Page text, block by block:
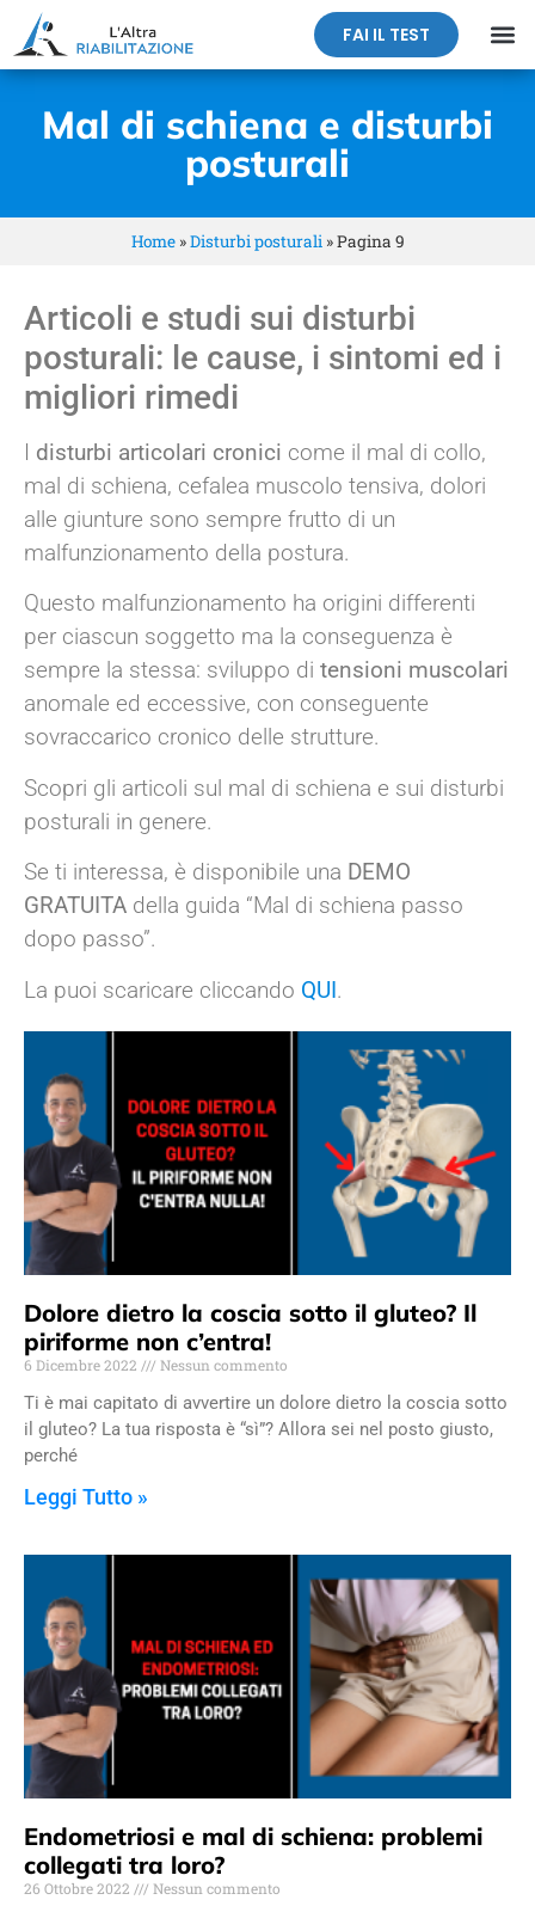
FAI IL TEST
Mal di schiena e disturbi
posturali
Home»Disturbi posturali»Pagina 9
Articoli e studi sui disturbi
posturali: le cause, i sintomi ed i
migliori rimedi
I disturbi articolari cronici come il mal di collo,
mal di schiena, cefalea muscolo tensiva, dolori
alle giunture sono sempre frutto di un
malfunzionamento della postura.
Questo malfunzionamento ha origini differenti
per ciascun soggetto ma la conseguenza è
sempre la stessa: sviluppo di tensioni muscolari
anomale ed eccessive, con conseguente
sovraccarico cronico delle strutture.
Scopri gli articoli sul mal di schiena e sui disturbi
posturali in genere.
Se ti interessa, è disponibile una DEMO
GRATUITA della guida “Mal di schiena passo
dopo passo”.
La puoi scaricare cliccando QUI.
Dolore dietro la coscia sotto il gluteo? Il
piriforme non c’entra!
6 Dicembre 2022 Nessun commento
Ti è mai capitato di avvertire un dolore dietro la coscia sotto
il gluteo? La tua risposta è “sì”? Allora sei nel posto giusto,
perché
Leggi Tutto »
Endometriosi e mal di schiena: problemi
collegati tra loro?
26 Ottobre 2022 Nessun commento